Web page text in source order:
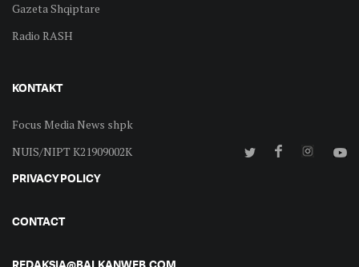
Gazeta Shqiptare
Radio RASH
KONTAKT
Focus Media News shpk
NUIS/NIPT K21909002K
PRIVACY POLICY
CONTACT